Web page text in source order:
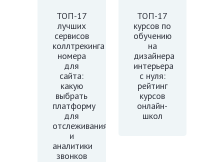
ТОП-17
лучших
сервисов
коллтрекинга
номера
для
сайта:
какую
выбрать
платформу
для
отслеживания
и
аналитики
звонков
ТОП-17
курсов по
обучению
на
дизайнера
интерьера
с нуля:
рейтинг
курсов
онлайн-
школ